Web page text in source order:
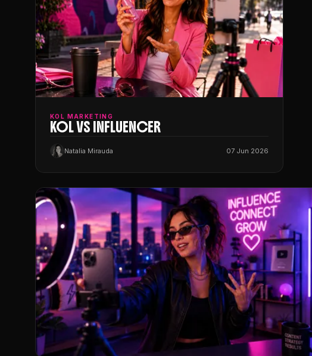
KOL MARKETING
KOL VS INFLUENCER
Natalia Mirauda 07 Jun 2026